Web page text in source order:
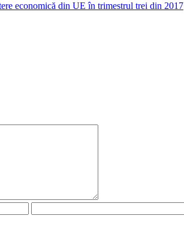
economică din UE în trimestrul trei din 2017